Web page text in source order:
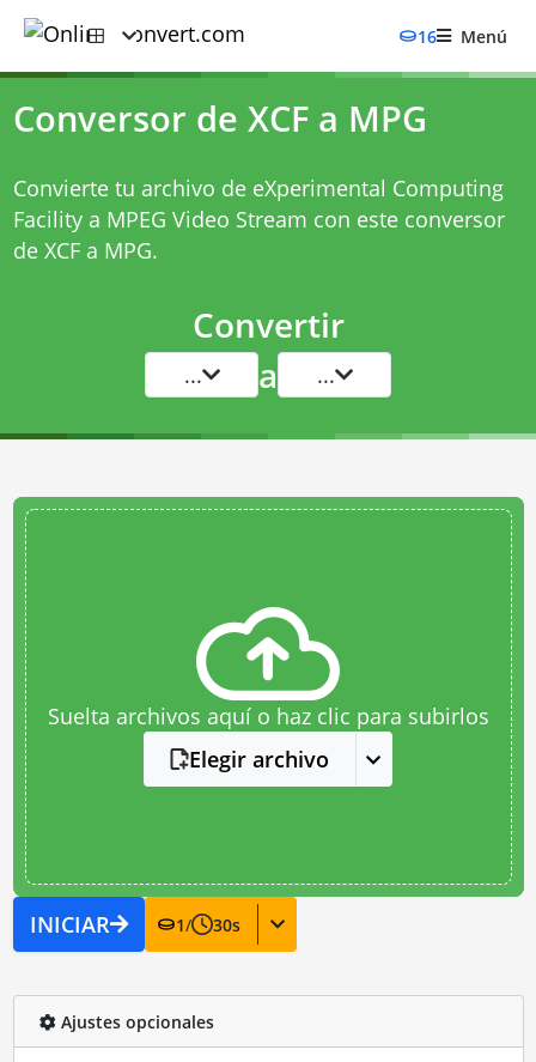
16 Menú
Conversor de XCF a MPG
Convierte tu archivo de eXperimental Computing
Facility a MPEG Video Stream con este conversor
de XCF a MPG.
Convertir
... a ...
Suelta archivos aquí o haz clic para subirlos
Elegir archivo
INICIAR 1/ 30s
Ajustes opcionales